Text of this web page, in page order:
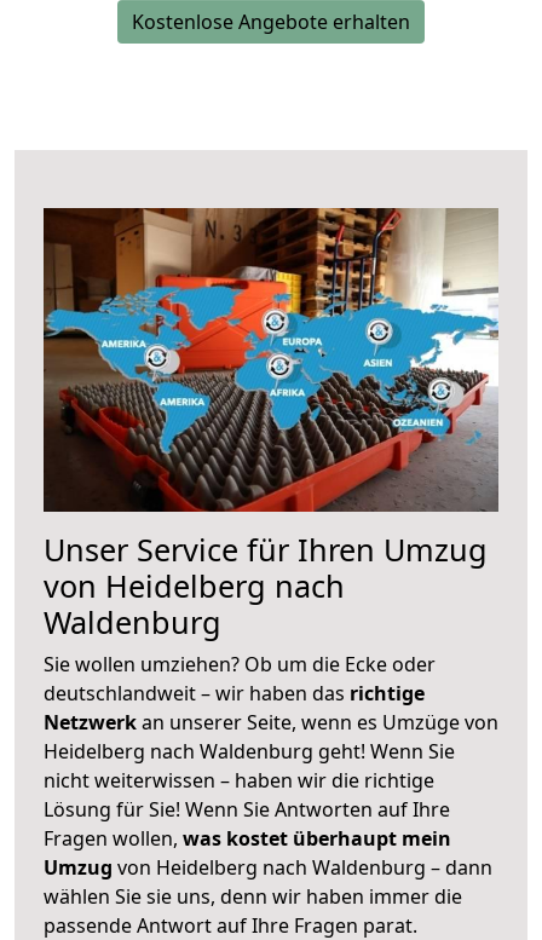
Kostenlose Angebote erhalten
Unser Service für Ihren Umzug
von Heidelberg nach
Waldenburg
Sie wollen umziehen? Ob um die Ecke oder
deutschlandweit – wir haben das richtige
Netzwerkan unserer Seite, wenn es Umzüge von
Heidelberg nach Waldenburg geht! Wenn Sie
nicht weiterwissen – haben wir die richtige
Lösung für Sie! Wenn Sie Antworten auf Ihre
Fragen wollen, was kostet überhaupt mein
Umzug von Heidelberg nach Waldenburg – dann
wählen Sie sie uns, denn wir haben immer die
passende Antwort auf Ihre Fragen parat.